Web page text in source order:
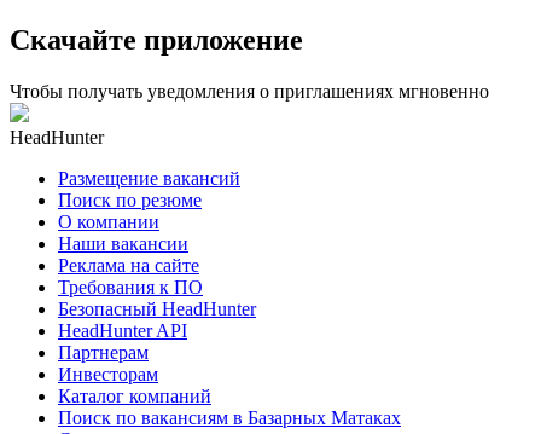
Скачайте приложение
Чтобы получать уведомления о приглашениях мгновенно
HeadHunter
Размещение вакансий
Поиск по резюме
О компании
Наши вакансии
Реклама на сайте
Требования к ПО
Безопасный HeadHunter
HeadHunter API
Партнерам
Инвесторам
Каталог компаний
Поиск по вакансиям в Базарных Матаках